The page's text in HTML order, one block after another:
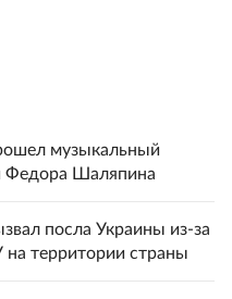
музыкальный
Федора Шаляпина
посла Украины из-за
территории страны